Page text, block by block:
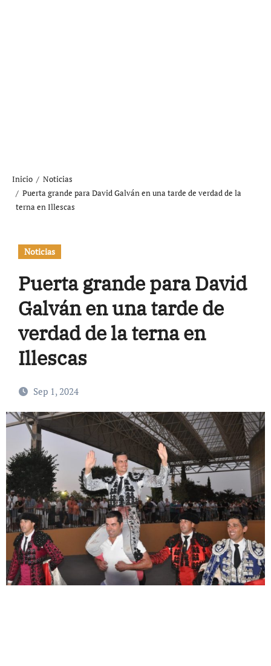
Inicio
Noticias
Puerta grande para David Galván en una tarde de verdad de la
terna en Illescas
Noticias
Puerta grande para David
Galván en una tarde de
verdad de la terna en
Illescas
Sep 1, 2024